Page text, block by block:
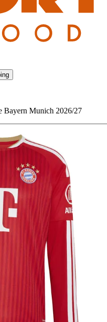
Bayern Munich 2026/27